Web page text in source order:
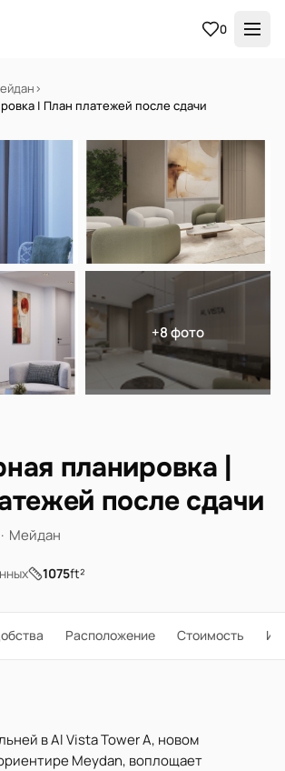
0
›
| План платежей после сдачи
+8 фото
планировка |
после сдачи
· Мейдан
1075ft²
Расположение Стоимость
в Al Vista Tower A, новом
Meydan, воплощает